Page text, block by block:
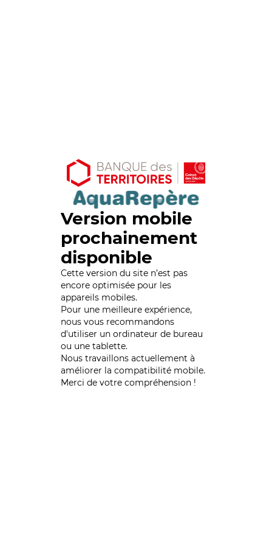
Version mobile
prochainement
disponible
Cette version du site n’est pas
encore optimisée pour les
appareils mobiles.
Pour une meilleure expérience,
nous vous recommandons
d'utiliser un ordinateur de bureau
ou une tablette.
Nous travaillons actuellement à
améliorer la compatibilité mobile.
Merci de votre compréhension !